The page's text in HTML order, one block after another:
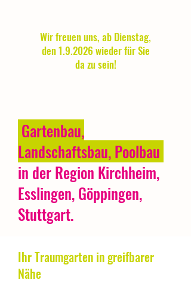
Wir freuen uns, ab Dienstag,
den 1.9.2026 wieder für Sie
da zu sein!
Gartenbau,
Landschaftsbau, Poolbau
in der Region Kirchheim,
Esslingen, Göppingen,
Stuttgart.
Ihr Traumgarten in greifbarer
Nähe